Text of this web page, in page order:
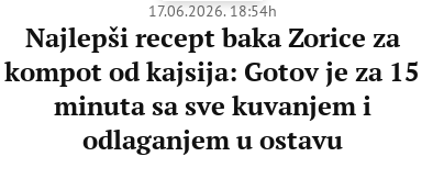
17.06.2026. 18:54h
Najlepši recept baka Zorice za
kompot od kajsija: Gotov je za 15
minuta sa sve kuvanjem i
odlaganjem u ostavu